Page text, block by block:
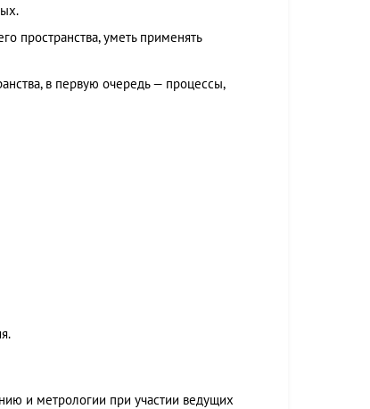
пространства, уметь применять
в первую очередь — процессы,
и метрологии при участии ведущих